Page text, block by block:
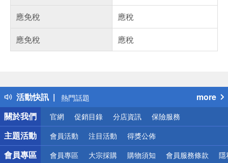
應免稅
應稅
應免稅
應稅
活動快訊
得獎公告
熱門話題
銀行優惠
偏遠地區配送
詐騙網頁！請小心！
more
關於我們
官網 促銷目錄 分店資訊 保險服務
主題活動 會員活動 注目活動 得獎公佈
會員專區 會員專區 大宗採購 購物須知 會員服務條款 隱